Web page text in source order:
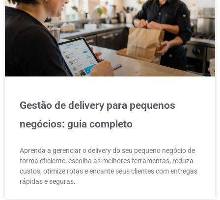
Gestão de delivery para pequenos
negócios: guia completo
Aprenda a gerenciar o delivery do seu pequeno negócio de
forma eficiente: escolha as melhores ferramentas, reduza
custos, otimize rotas e encante seus clientes com entregas
rápidas e seguras.